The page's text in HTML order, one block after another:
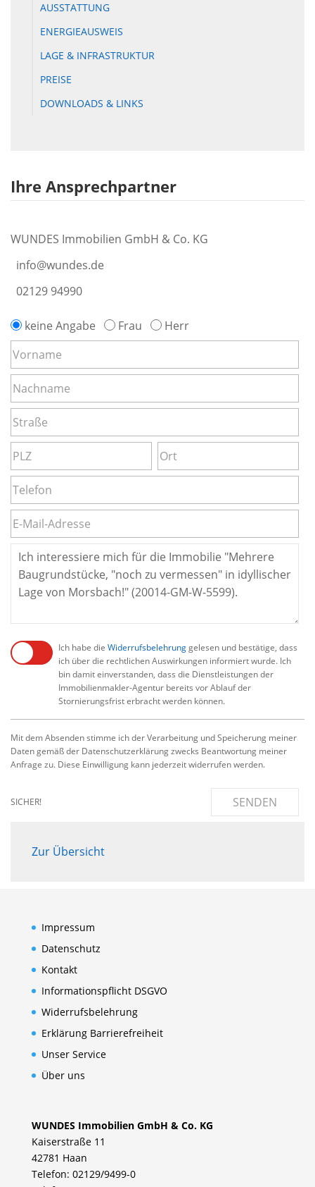
AUSSTATTUNG
ENERGIEAUSWEIS
LAGE & INFRASTRUKTUR
PREISE
DOWNLOADS & LINKS
Ihre Ansprechpartner
WUNDES Immobilien GmbH & Co. KG
info@wundes.de
02129 94990
keine Angabe Frau Herr
Ich habe die Widerrufsbelehrunggelesen und bestätige, dass
ich über die rechtlichen Auswirkungen informiert wurde. Ich
bin damit einverstanden, dass die Dienstleistungen der
Immobilienmakler-Agentur bereits vor Ablauf der
Stornierungsfrist erbracht werden können.
Mit dem Absenden stimme ich der Verarbeitung und Speicherung meiner
Daten gemäß der Datenschutzerklärung zwecks Beantwortung meiner
Anfrage zu. Diese Einwilligung kann jederzeit widerrufen werden.
SICHER! SENDEN
Zur Übersicht
Impressum
Datenschutz
Kontakt
Informationspflicht DSGVO
Widerrufsbelehrung
Erklärung Barrierefreiheit
Unser Service
Über uns
WUNDES Immobilien GmbH & Co. KG
Kaiserstraße 11
42781 Haan
Telefon: 02129/9499-0